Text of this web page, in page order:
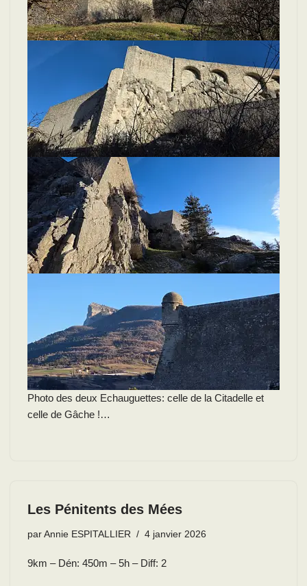
Photo des deux Echauguettes: celle de la Citadelle et
celle de Gâche !…
Les Pénitents des Mées
par Annie ESPITALLIER 4 janvier 2026
9km – Dén: 450m – 5h – Diff: 2